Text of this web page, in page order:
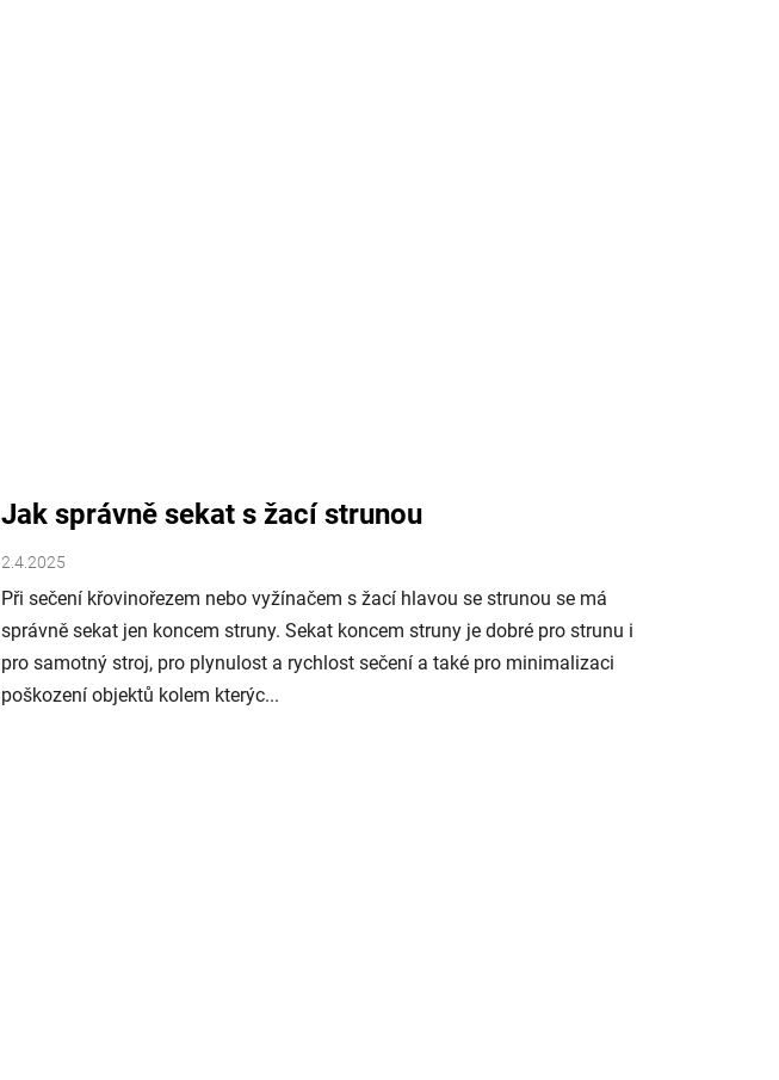
Jak správně sekat s žací strunou
2.4.2025
Při sečení křovinořezem nebo vyžínačem s žací hlavou se strunou se má
správně sekat jen koncem struny. Sekat koncem struny je dobré pro strunu i
pro samotný stroj, pro plynulost a rychlost sečení a také pro minimalizaci
poškození objektů kolem kterýc...